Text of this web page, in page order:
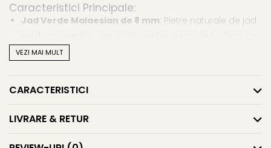
Caracteristici Principale:
Jad Verde Malaesian de 8 mm: Pietre naturale de jad
și proprietățile benefice.
finisaj strălucitor.
multiple stiluri de purtare, adaptându-se perfect la
orice ținută, fie ea casual sau formală.
VEZI MAI MULT
CARACTERISTICI
LIVRARE & RETUR